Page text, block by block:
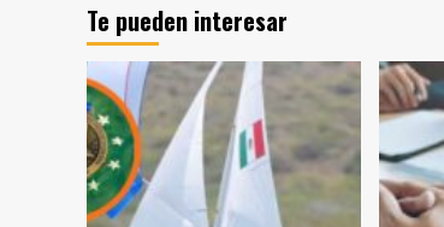
Te pueden interesar